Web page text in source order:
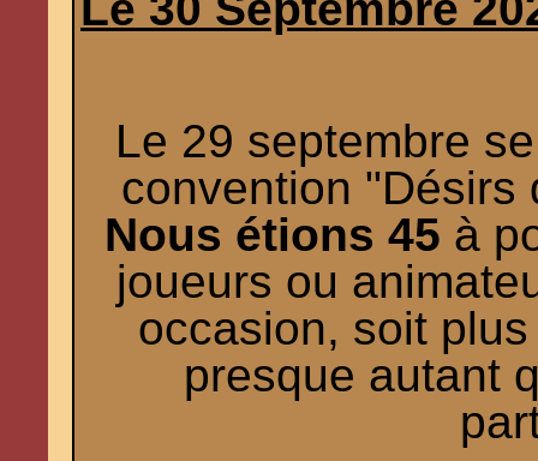
Le 29 septembre
convention "Désirs
Nous étions 45 à
joueurs ou
occasion, soit
presque autant